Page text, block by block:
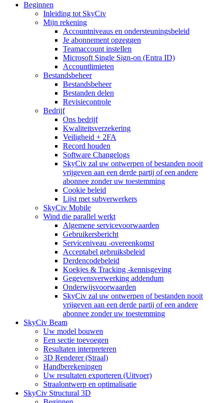
Beginnen
Inleiding tot SkyCiv
Mijn rekening
Accountniveaus en ondersteuningsbeleid
Je abonnement opzeggen
Teamaccount instellen
Microsoft Single Sign-on (Entra ID)
Accountlimieten
Bestandsbeheer
Bestandsbeheer
Bestanden delen
Revisiecontrole
Bedrijf
Ons bedrijf
Kwaliteitsverzekering
Veiligheid + 2FA
Record houden
Software Changelogs
SkyCiv zal uw ontwerpen of bestanden nooit
vrijgeven aan een derde partij of een andere
abonnee zonder uw toestemming
Cookie beleid
Lijst met subverwerkers
SkyCiv Mobile
Wind die parallel werkt
Algemene servicevoorwaarden
Gebruikersbericht
Serviceniveau -overeenkomst
Acceptabel gebruiksbeleid
Derdencodebeleid
Koekjes & Tracking -kennisgeving
Gegevensverwerking addendum
Onderwijsvoorwaarden
SkyCiv zal uw ontwerpen of bestanden nooit
vrijgeven aan een derde partij of een andere
abonnee zonder uw toestemming
SkyCiv Beam
Uw model bouwen
Een sectie toevoegen
Resultaten interpreteren
3D Renderer (Straal)
Handberekeningen
Uw resultaten exporteren (Uitvoer)
Straalontwerp en optimalisatie
SkyCiv Structural 3D